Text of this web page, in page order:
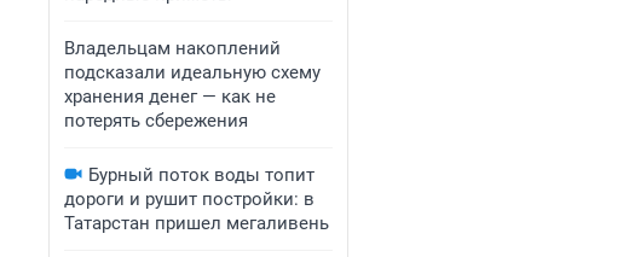
Владельцам накоплений
подсказали идеальную схему
хранения денег — как не
потерять сбережения
Бурный поток воды топит
дороги и рушит постройки: в
Татарстан пришел мегаливень